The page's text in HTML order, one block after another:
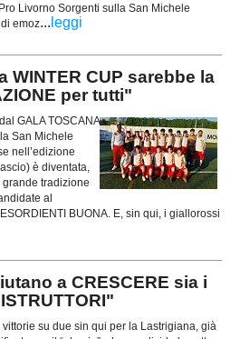
Livorno Sorgenti sulla San Michele
emoz... leggi
WINTER CUP sarebbe la
per tutti"
GALA TOSCANA
San Michele
nell’edizione
è diventata,
tradizione
al
BUONA. E, sin qui, i giallorossi
a CRESCERE sia i
vittorie su due sin qui per la Lastrigiana, già